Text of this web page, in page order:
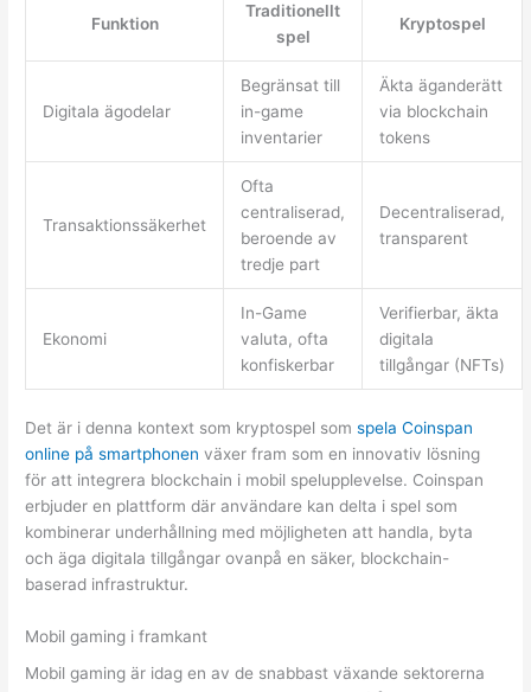
Funktion
Traditionellt
spel
Kryptospel
Digitala ägodelar
Begränsat till
in-game
inventarier
Äkta äganderätt
via blockchain
tokens
Transaktionssäkerhet
Ofta
centraliserad,
beroende av
tredje part
Decentraliserad,
transparent
Ekonomi
In-Game
valuta, ofta
konfiskerbar
Verifierbar, äkta
digitala
tillgångar (NFTs)
Det är i denna kontext som kryptospel somspela Coinspan
online på smartphonen växer fram som en innovativ lösning
för att integrera blockchain i mobil spelupplevelse. Coinspan
erbjuder en plattform där användare kan delta i spel som
kombinerar underhållning med möjligheten att handla, byta
och äga digitala tillgångar ovanpå en säker, blockchain-
baserad infrastruktur.
Mobil gaming i framkant
Mobil gaming är idag en av de snabbast växande sektorerna